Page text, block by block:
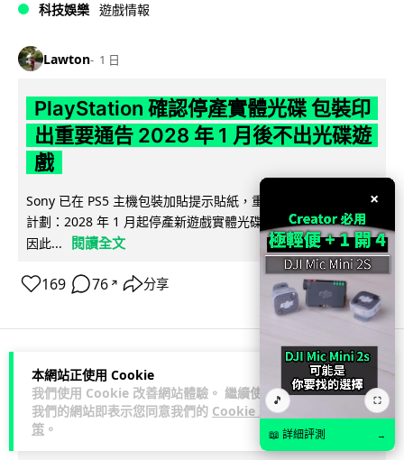
本網站正使用 Cookie
我們使用 Cookie 改善網站體驗。 繼續使用
我們的網站即表示您同意我們的 Cookie 政
策 。
科技娛樂 遊戲情報
Lawton 1 日
PlayStation 確認停產實體光碟 包裝印
出重要通告 2028 年 1 月後不出光碟遊
戲
Sony 已在 PS5 主機包裝加貼提示貼紙，重申官方 7 月已公布
計劃：2028 年 1 月起停產新遊戲實體光碟。分析師預期 PS6
因此...
閱讀全文
169 76 ↗ 分享
人工智能
Vin
×
🎵 ⛶
📖 詳細評測 →